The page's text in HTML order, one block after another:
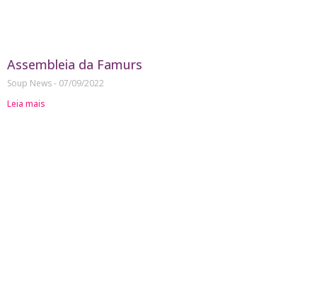
Assembleia da Famurs
Soup News
07/09/2022
Leia mais